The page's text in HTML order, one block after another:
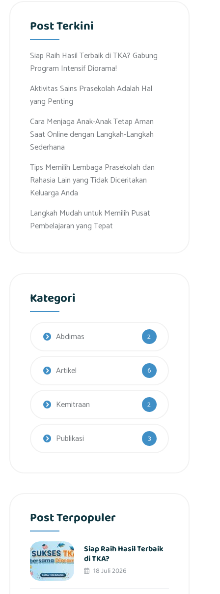
Post Terkini
Siap Raih Hasil Terbaik di TKA? Gabung
Program Intensif Diorama!
Aktivitas Sains Prasekolah Adalah Hal
yang Penting
Cara Menjaga Anak-Anak Tetap Aman
Saat Online dengan Langkah-Langkah
Sederhana
Tips Memilih Lembaga Prasekolah dan
Rahasia Lain yang Tidak Diceritakan
Keluarga Anda
Langkah Mudah untuk Memilih Pusat
Pembelajaran yang Tepat
Kategori
Abdimas 2
Artikel 6
Kemitraan 2
Publikasi 3
Post Terpopuler
Siap Raih Hasil Terbaik
di TKA?
18 Juli 2026